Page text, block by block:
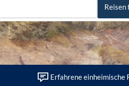
Reisen
Erfahrene einheimische